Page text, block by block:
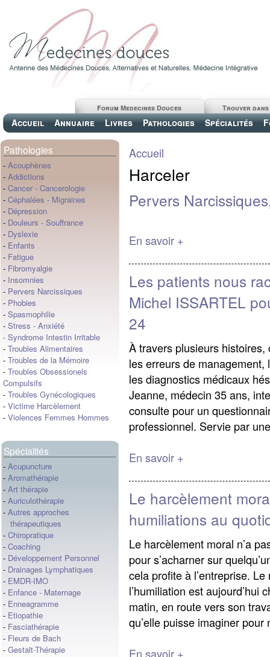
Accueil Annuaire Livres Pathologies Spécialités
Trouver
Forum Medecines Douces
Pathologies
- Acouphènes
- Addictions
- Cancer - Cancerologie
- Céphalées - Migraines
- Dépression
- Douleurs - Souffrance
- Dyslexie
- Enfants
- Fatigue
- Fibromyalgie
- Insomnies
- Pervers Narcissiques
- Phobies
- Spasmophilie
- Stress - Anxiété
- Syndrome Intestin Irritable
- Troubles Alimentaires
- Troubles de la Mémoire
- Troubles Obsessionels
Compulsifs
- Troubles Gynécologiques
- Victime Harcèlement
- Violences Femmes Hommes
Spécialités
- Acupuncture
- Aromathérapie
- Art thérapie
- Auriculothérapie
- Autres approches
thérapeutiques
- Chiropratique
- Coaching
- Développement Personnel
- Drainages Lymphatiques
- EMDR-IMO
- Enfance - Maternage
- Enneagramme
- Etiopathie
- Fasciathérapie
- Fleurs de Bach
- Gestalt-Thérapie
Accueil
Harceler
Pervers
En savoir +
Les patients nous
Michel ISSARTEL
24
À travers plusieurs
les erreurs de
les diagnostics médicaux
Jeanne, médecin 35 ans,
consulte pour un
professionnel. Servie par
En savoir +
Le harcèlement
humiliations au
Le harcèlement moral n’a
pour s’acharner sur
cela profite à l’entreprise.
l’humiliation est aujourd’hui
matin, en route vers son
qu’elle puisse imaginer pour
En savoir +